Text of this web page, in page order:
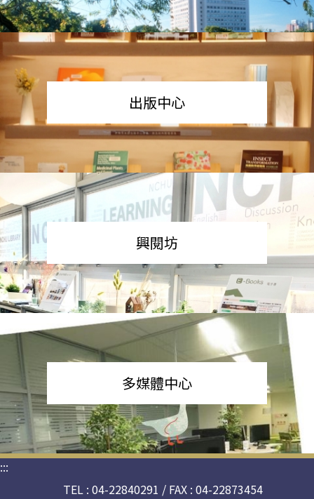
出版中心
興閱坊
多媒體中心
:::
TEL : 04-22840291 / FAX : 04-22873454